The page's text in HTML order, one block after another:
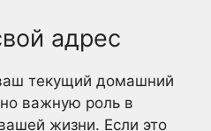
адрес
текущий домашний
важную роль в
жизни. Если это